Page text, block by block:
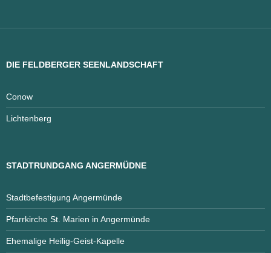
DIE FELDBERGER SEENLANDSCHAFT
Conow
Lichtenberg
STADTRUNDGANG ANGERMÜDNE
Stadtbefestigung Angermünde
Pfarrkirche St. Marien in Angermünde
Ehemalige Heilig-Geist-Kapelle